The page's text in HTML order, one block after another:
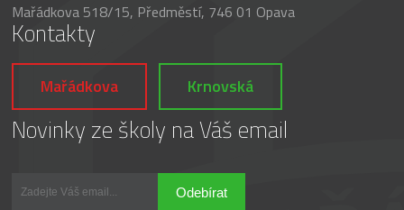
Mařádkova 518/15, Předměstí, 746 01 Opava
Kontakty
Mařádkova Krnovská
Novinky ze školy na Váš email
Odebírat